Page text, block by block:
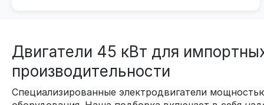
Двигатели 45 кВт для
производительности
Специализированные электродвигатели